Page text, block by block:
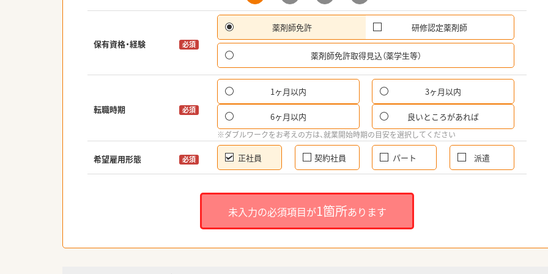
保有資格・経験 必須
薬剤師免許 研修認定薬剤師
薬剤師免許取得見込（薬学生等）
転職時期 必須
1ヶ月以内 3ヶ月以内
6ヶ月以内 良いところがあれば
※ダブルワークをお考えの方は、就業開始時期の目安を選択してください
希望雇用形態 必須 正社員 契約社員 パート 派遣
未入力の必須項目が1箇所あります